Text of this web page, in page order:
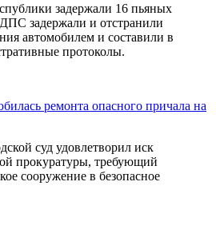
задержали 16 пьяных
задержали и отстранили
автомобилем и составили в
протоколы.
ремонта опасного причала на
суд удовлетворил иск
прокуратуры, требующий
сооружение в безопасное